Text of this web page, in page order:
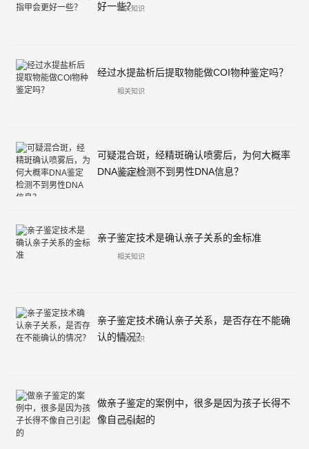
好一些？
相关知识
经过水提盐析后提取物能做COI物种鉴定吗？
相关知识
可疑混合斑，经精斑确认喷雾后，为何大概率
DNA鉴定检测不到男性DNA信息？
相关知识
亲子鉴定技术是确认亲子关系的金标准
相关知识
亲子鉴定技术确认亲子关系，是否存在不能确
认的情况？
相关知识
做亲子鉴定的案例中，很多是因为孩子长得不
像自己引起的
相关知识